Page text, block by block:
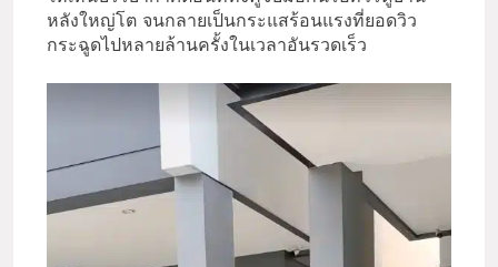
หลังใหญ่โต จนกลายเป็นกระแสร้อนแรงที่ยอดวิว
กระฉูดไปหลายล้านครั้งในเวลาอันรวดเร็ว